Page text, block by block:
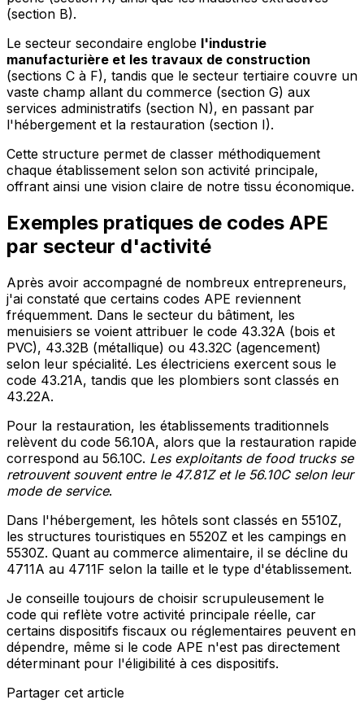
(section B).
Le secteur secondaire englobe l'industrie
manufacturière et les travaux de construction
(sections C à F), tandis que le secteur tertiaire couvre un
vaste champ allant du commerce (section G) aux
services administratifs (section N), en passant par
l'hébergement et la restauration (section I).
Cette structure permet de classer méthodiquement
chaque établissement selon son activité principale,
offrant ainsi une vision claire de notre tissu économique.
Exemples pratiques de codes APE
par secteur d'activité
Après avoir accompagné de nombreux entrepreneurs,
j'ai constaté que certains codes APE reviennent
fréquemment. Dans le secteur du bâtiment, les
menuisiers se voient attribuer le code 43.32A (bois et
PVC), 43.32B (métallique) ou 43.32C (agencement)
selon leur spécialité. Les électriciens exercent sous le
code 43.21A, tandis que les plombiers sont classés en
43.22A.
Pour la restauration, les établissements traditionnels
relèvent du code 56.10A, alors que la restauration rapide
correspond au 56.10C. Les exploitants de food trucks se
retrouvent souvent entre le 47.81Z et le 56.10C selon leur
mode de service.
Dans l'hébergement, les hôtels sont classés en 5510Z,
les structures touristiques en 5520Z et les campings en
5530Z. Quant au commerce alimentaire, il se décline du
4711A au 4711F selon la taille et le type d'établissement.
Je conseille toujours de choisir scrupuleusement le
code qui reflète votre activité principale réelle, car
certains dispositifs fiscaux ou réglementaires peuvent en
dépendre, même si le code APE n'est pas directement
déterminant pour l'éligibilité à ces dispositifs.
Partager cet article